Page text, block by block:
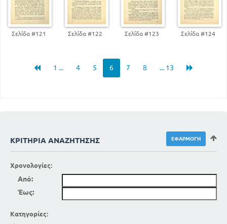
Ο μεταξοσκώληκας
236
Σελίδα #121 Σελίδα #122 Σελίδα #123 Σελίδα #124
1 ... 4 5 6 7 8 ... 13
ΚΡΙΤΉΡΙΑ ΑΝΑΖΉΤΗΣΗΣ
Χρονολογίες:
Από:
Έως:
Κατηγορίες: